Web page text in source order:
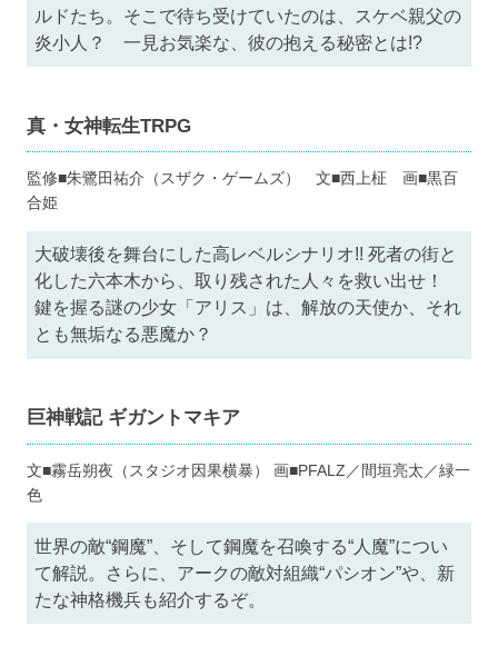
ルドたち。そこで待ち受けていたのは、スケベ親父の
炎小人？ 一見お気楽な、彼の抱える秘密とは!?
真・女神転生TRPG
監修■朱鷺田祐介（スザク・ゲームズ） 文■西上柾 画■黒百
合姫
大破壊後を舞台にした高レベルシナリオ!! 死者の街と
化した六本木から、取り残された人々を救い出せ！
鍵を握る謎の少女「アリス」は、解放の天使か、それ
とも無垢なる悪魔か？
巨神戦記 ギガントマキア
文■霧岳朔夜（スタジオ因果横暴） 画■PFALZ／間垣亮太／緑一
色
世界の敵“鋼魔”、そして鋼魔を召喚する“人魔”につい
て解説。さらに、アークの敵対組織“パシオン”や、新
たな神格機兵も紹介するぞ。